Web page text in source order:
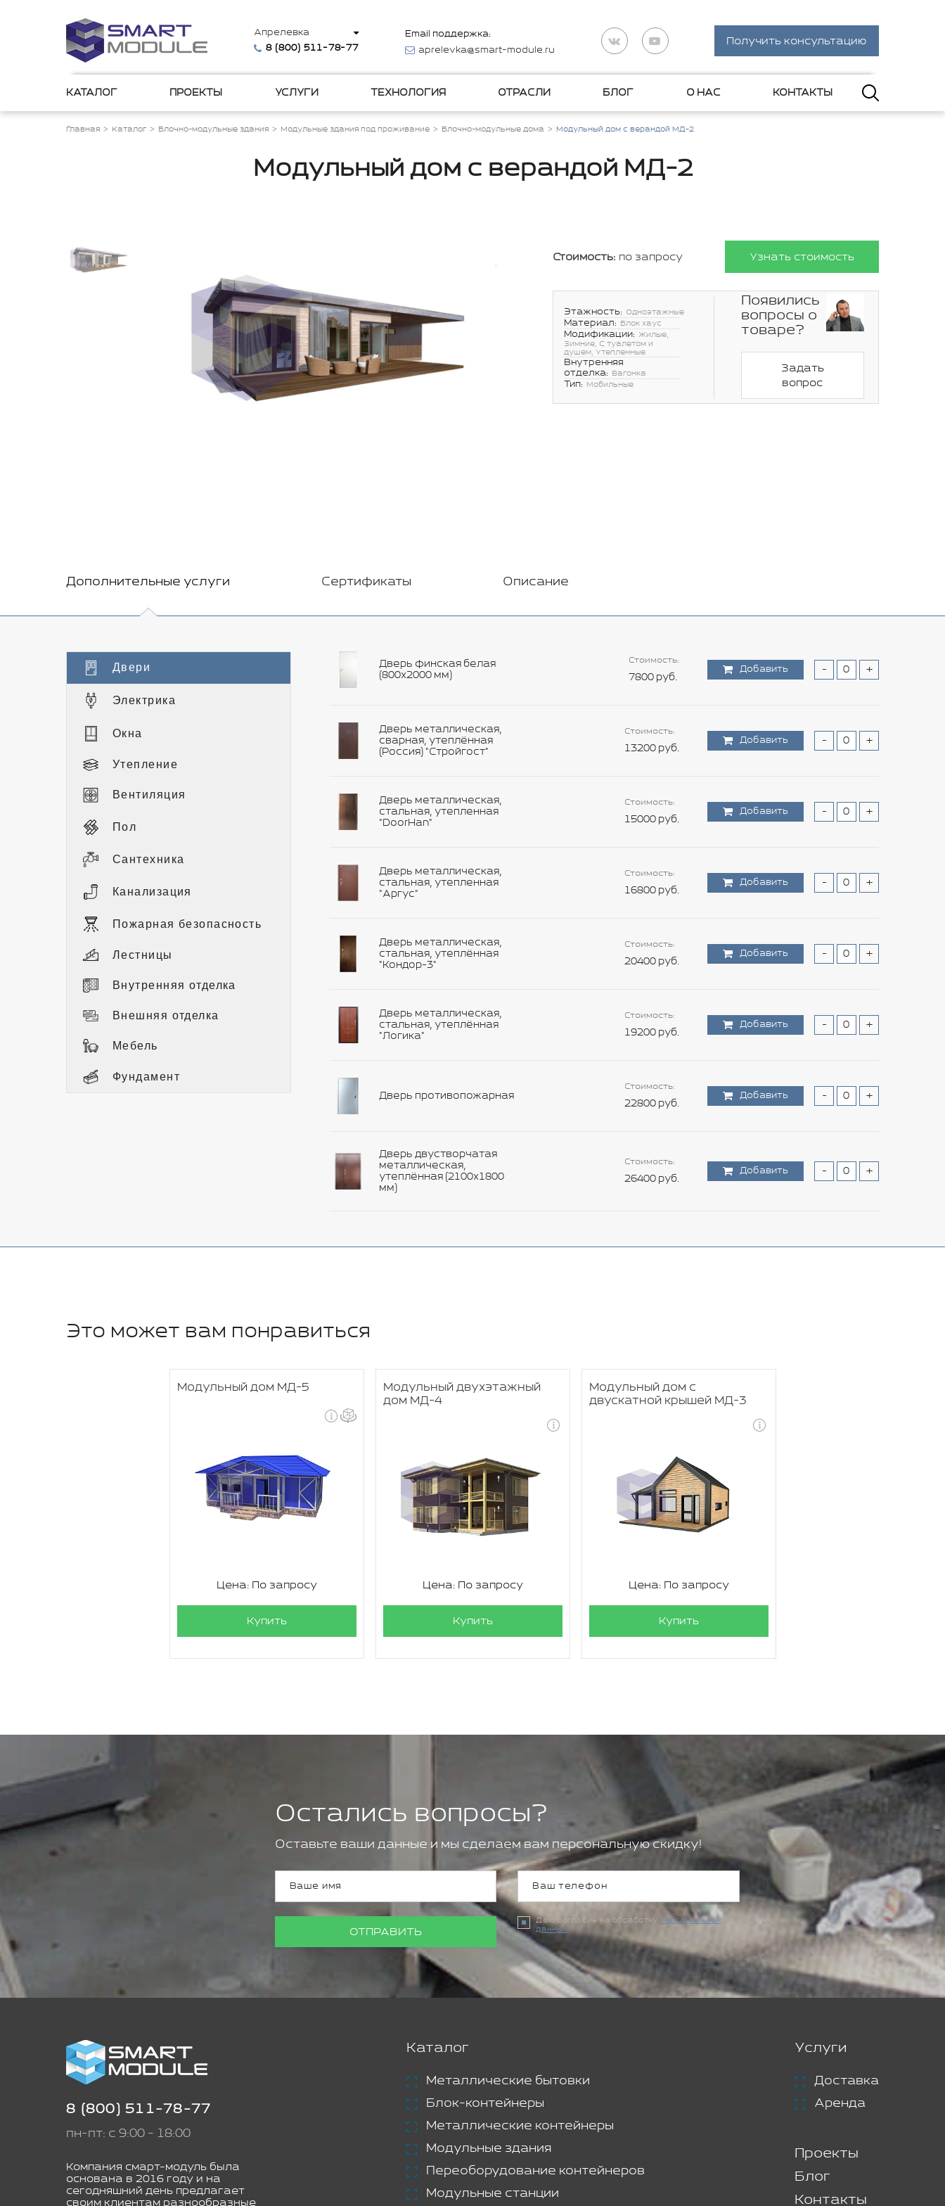
Апрелевка
8 (800) 511-78-77
Email поддержка:
aprelevka@smart-module.ru
Получить консультацию
КАТАЛОГ ПРОЕКТЫ УСЛУГИ ТЕХНОЛОГИЯ ОТРАСЛИ БЛОГ О НАС КОНТАКТЫ
Главная Каталог Блочно-модульные здания Модульные здания под проживание Блочно-модульные дома Модульный дом с верандой МД-2
Модульный дом с верандой МД-2
Стоимость: по запросу Узнать стоимость
Этажность: Одноэтажные
Материал: Блок хаус
Модификации: Жилые,
Зимние, С туалетом и
душем, Утепленные
Внутренняя
отделка: Вагонка
Тип: Мобильные
Появились
вопросы о
товаре?
Задать
вопрос
Дополнительные услуги Сертификаты Описание
Двери
Электрика
Окна
Утепление
Вентиляция
Пол
Сантехника
Канализация
Пожарная безопасность
Лестницы
Внутренняя отделка
Внешняя отделка
Мебель
Фундамент
Дверь финская белая
(800х2000 мм)
Стоимость:
7800 руб.
Добавить - +
Дверь металлическая,
сварная, утеплённая
(Россия) "Стройгост"
Стоимость:
13200 руб.
Добавить - +
Дверь металлическая,
стальная, утепленная
"DoorHan"
Стоимость:
15000 руб.
Добавить - +
Дверь металлическая,
стальная, утепленная
"Аргус"
Стоимость:
16800 руб.
Добавить - +
Дверь металлическая,
стальная, утеплённая
"Кондор-3"
Стоимость:
20400 руб.
Добавить - +
Дверь металлическая,
стальная, утеплённая
"Логика"
Стоимость:
19200 руб.
Добавить - +
Дверь противопожарная
Стоимость:
22800 руб.
Добавить - +
Дверь двустворчатая
металлическая,
утеплённая (2100х1800
мм)
Стоимость:
26400 руб.
Добавить - +
Это может вам понравиться
Модульный дом МД-5
Цена: По запросу
Купить
Модульный двухэтажный
дом МД-4
Цена: По запросу
Купить
Модульный дом с
двускатной крышей МД-3
Цена: По запросу
Купить
Остались вопросы?
Оставьте ваши данные и мы сделаем вам персональную скидку!
ОТПРАВИТЬ
Даю согласие на обработку персональных
данных
8 (800) 511-78-77
пн-пт: с 9:00 - 18:00
Компания смарт-модуль была
основана в 2016 году и на
сегодняшний день предлагает
своим клиентам разнообразные
Каталог
Металлические бытовки
Блок-контейнеры
Металлические контейнеры
Модульные здания
Переоборудование контейнеров
Модульные станции
Услуги
Доставка
Аренда
Проекты
Блог
Контакты